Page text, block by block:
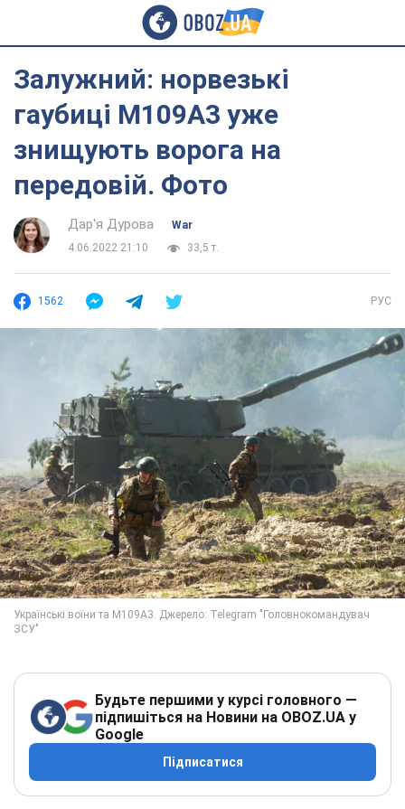
Залужний: норвезькі
гаубиці М109А3 уже
знищують ворога на
передовій. Фото
Дар'я Дурова
War
4.06.2022 21:10
33,5 т.
1562 РУС
Будьте першими у курсі головного —
підпишіться на Новини на OBOZ.UA у
Google
Підписатися